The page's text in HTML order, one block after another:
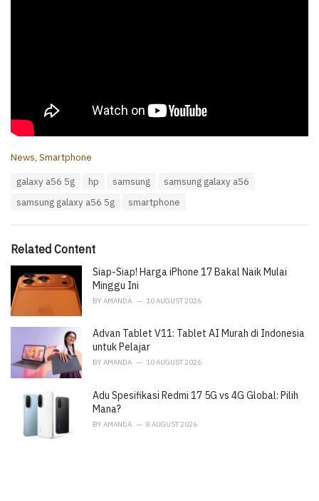
C
i
News, Smartphone
galaxy a56 5g hp samsung
samsung galaxy a56
samsung galaxy a56 5g
smartphone
Related Content
Siap-Siap! Harga iPhone 17 Bakal Naik Mulai
Minggu Ini
BY AMANDA 10 AUGUST 2026
Advan Tablet V11: Tablet AI Murah di Indonesia
untuk Pelajar
BY AMANDA 10 AUGUST 2026
Adu Spesifikasi Redmi 17 5G vs 4G Global: Pilih
Mana?
BY AMANDA 8 AUGUST 2026